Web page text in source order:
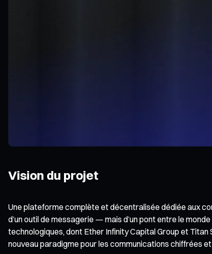
Vision du projet
Une plateforme complète et décentralisée dédiée aux
d’un outil de messagerie — mais d’un pont entre le
technologiques, dont Ether Infinity Capital Group et Titan
nouveau paradigme pour les communications chiffrées